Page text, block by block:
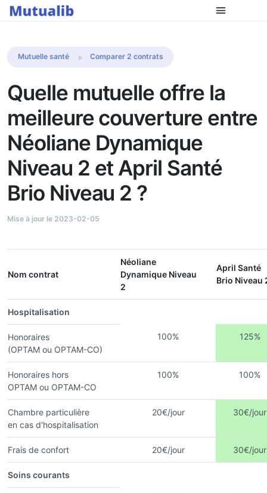
Comparer les mutuelles
Mutuelle santé Comparer 2 contrats
Quelle mutuelle offre la
meilleure couverture entre
Néoliane Dynamique
Niveau 2 et April Santé
Brio Niveau 2 ?
Mise à jour le 2023-02-05
Nom contrat
Néoliane
Dynamique Niveau
2
April Santé
Brio Niveau
Hospitalisation
Honoraires
(OPTAM ou OPTAM-CO)
100% 125%
Honoraires hors
OPTAM ou OPTAM-CO
100% 100%
Chambre particulière
en cas d'hospitalisation
20€/jour 30€/jour
Frais de confort 20€/jour 30€/jour
Soins courants